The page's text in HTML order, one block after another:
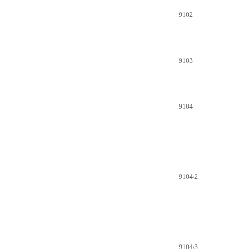
9102
9103
9104
9104/2
9104/3